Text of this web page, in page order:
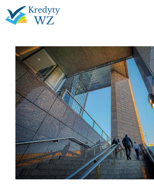
Skip
to